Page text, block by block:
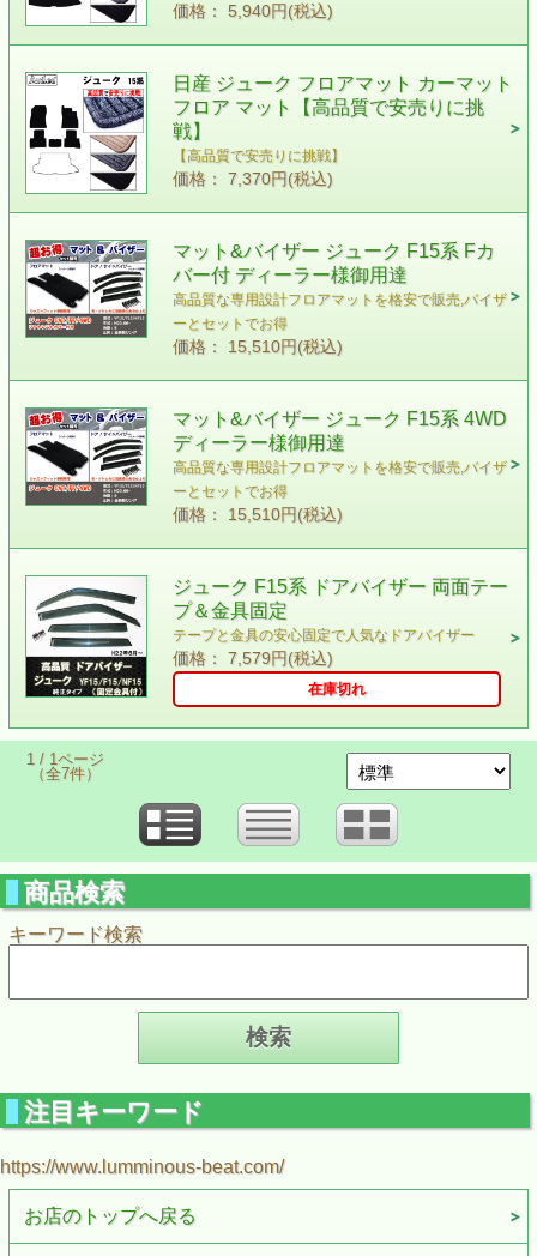
価格： 5,940円(税込)
日産 ジューク フロアマット カーマット
フロア マット【高品質で安売りに挑
戦】
【高品質で安売りに挑戦】
価格： 7,370円(税込)
マット&バイザー ジューク F15系 Fカ
バー付 ディーラー様御用達
高品質な専用設計フロアマットを格安で販売,バイザ
ーとセットでお得
価格： 15,510円(税込)
マット&バイザー ジューク F15系 4WD
ディーラー様御用達
高品質な専用設計フロアマットを格安で販売,バイザ
ーとセットでお得
価格： 15,510円(税込)
ジューク F15系 ドアバイザー 両面テー
プ＆金具固定
テープと金具の安心固定で人気なドアバイザー
価格： 7,579円(税込)
在庫切れ
1 / 1ページ
（全7件）
商品検索
キーワード検索
注目キーワード
https://www.lumminous-beat.com/
お店のトップへ戻る